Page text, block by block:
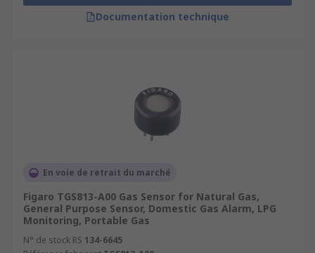
Documentation technique
En voie de retrait du marché
Figaro TGS813-A00 Gas Sensor for Natural Gas,
General Purpose Sensor, Domestic Gas Alarm, LPG
Monitoring, Portable Gas
N° de stock RS 134-6645